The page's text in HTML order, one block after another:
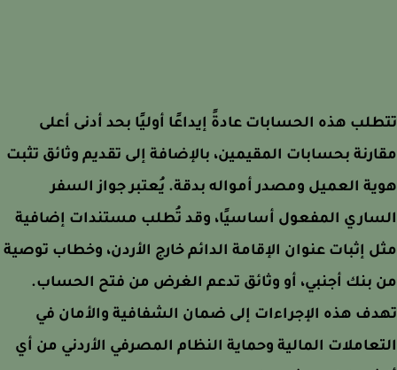
هذه الحسابات عادةً إيداعًا أوليًا بحد أدنى أعلى
بحسابات المقيمين، بالإضافة إلى تقديم وثائق تثبت
العميل ومصدر أمواله بدقة. يُعتبر جواز السفر
المفعول أساسيًا، وقد تُطلب مستندات إضافية
إثبات عنوان الإقامة الدائم خارج الأردن، وخطاب توصية
بنك أجنبي، أو وثائق تدعم الغرض من فتح الحساب.
هذه الإجراءات إلى ضمان الشفافية والأمان في
المالية وحماية النظام المصرفي الأردني من أي